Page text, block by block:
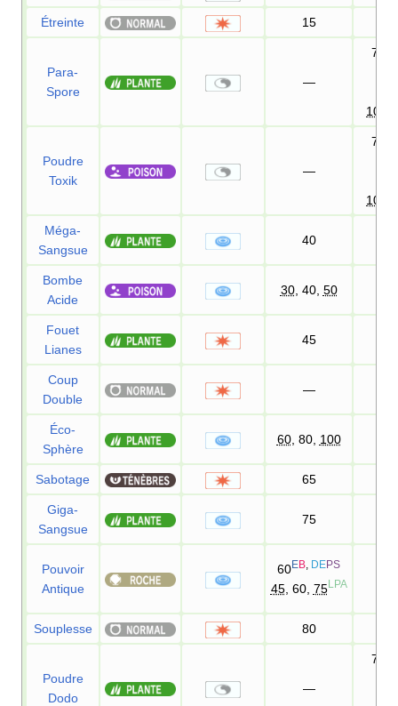
Étreinte 15
Para-
Spore
—
75
100
Poudre
Toxik
—
75
100
Méga-
Sangsue
40
Bombe
Acide
30, 40, 50
Fouet
Lianes
45
Coup
Double
—
Éco-
Sphère
60, 80, 100
Sabotage 65
Giga-
Sangsue
75
Pouvoir
Antique
60EB DEPS
45, 60, 75 LPA
Souplesse 80
Poudre
Dodo
—
75